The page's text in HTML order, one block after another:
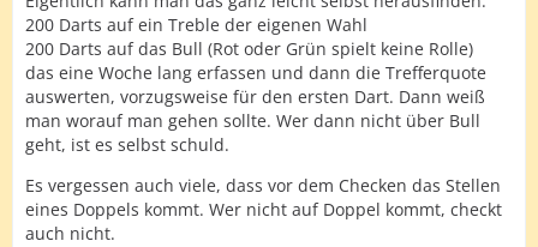
200 Darts auf ein Treble der eigenen Wahl
200 Darts auf das Bull (Rot oder Grün spielt keine Rolle)
das eine Woche lang erfassen und dann die Trefferquote
auswerten, vorzugsweise für den ersten Dart. Dann weiß
man worauf man gehen sollte. Wer dann nicht über Bull
geht, ist es selbst schuld.
Es vergessen auch viele, dass vor dem Checken das Stellen
eines Doppels kommt. Wer nicht auf Doppel kommt, checkt
auch nicht.